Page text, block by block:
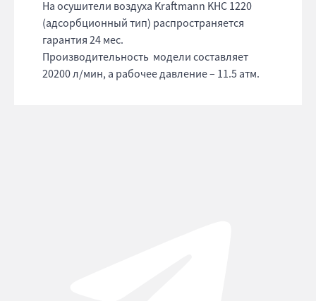
На осушители воздуха Kraftmann KHC 1220
(адсорбционный тип) распространяется
гарантия 24 мес.
Производительность модели составляет
20200 л/мин, а рабочее давление – 11.5 атм.